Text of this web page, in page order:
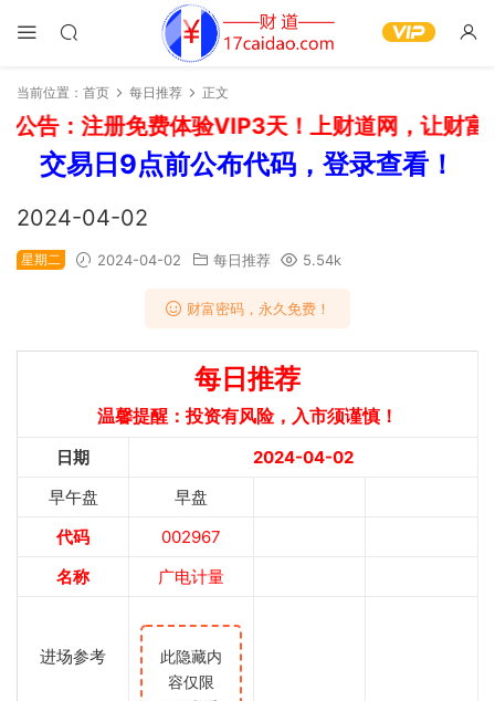
当前位置： 首页 每日推荐 正文
告：注册免费体验VIP3天！上财道网，让财富
交易日9点前公布代码，登录查看！
2024-04-02
星期二 2024-04-02 每日推荐 5.54k
财富密码，永久免费！
每日推荐
温馨提醒：投资有风险，入市须谨慎！
日期
2024-04-02
早午盘
早盘
代码
002967
名称
广电计量
进场参考
此隐藏内
容仅限